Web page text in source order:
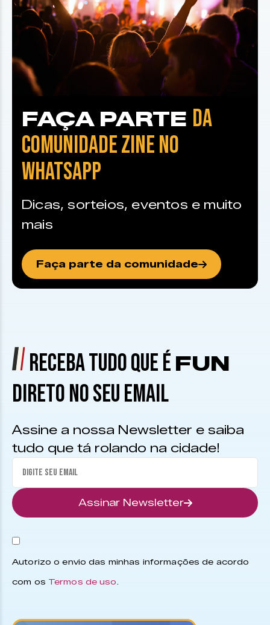
FAÇA PARTE DA
COMUNIDADE ZINE NO
WHATSAPP
Dicas, sorteios, eventos e muito
mais
Faça parte da comunidade
RECEBA TUDO QUE É FUN
DIRETO NO SEU EMAIL
Assine a nossa Newsletter e saiba
tudo que tá rolando na cidade!
Assinar Newsletter
Autorizo o envio das minhas informações de acordo
com os Termos de uso.